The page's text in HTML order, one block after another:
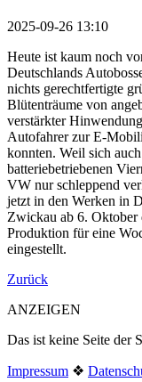
2025-09-26 13:10
Heute ist kaum noch
Deutschlands
nichts gerechtfertigte
Blütenträume von
verstärkter
Autofahrer zur E-
konnten. Weil sich
batteriebetriebenen
VW nur schleppend
jetzt in den Werken in
Zwickau ab 6. Oktober
Produktion für eine
eingestellt.
Zurück
ANZEIGEN
Das ist keine Seite der
Impressum ❖